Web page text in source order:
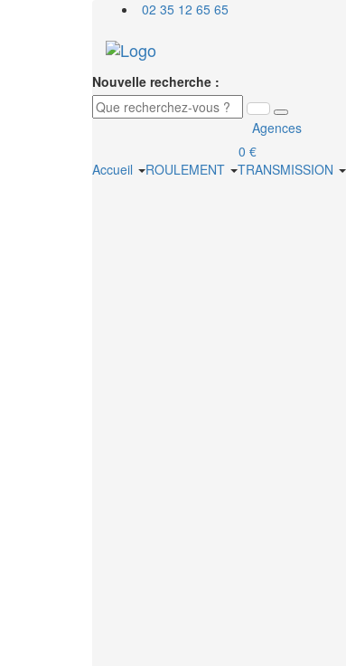
02 35 12 65 65
Nouvelle recherche :
Agences
0 €
Accueil
ROULEMENT TRANSMISSION